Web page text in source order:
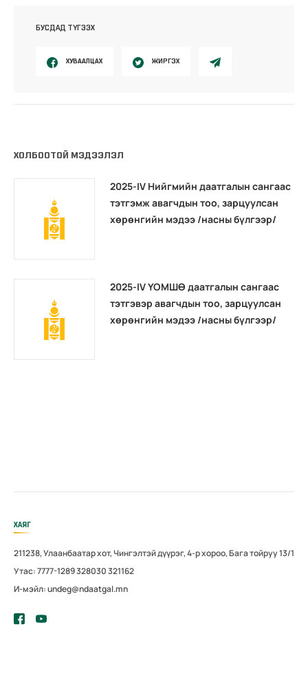
БУСДАД ТҮГЭЭХ
ХУВААЛЦАХ ЖИРГЭХ
ХОЛБООТОЙ МЭДЭЭЛЭЛ
2025-IV Нийгмийн даатгалын сангаас
тэтгэмж авагчдын тоо, зарцуулсан
хөрөнгийн мэдээ /насны бүлгээр/
2025-IV ҮОМШӨ даатгалын сангаас
тэтгэвэр авагчдын тоо, зарцуулсан
хөрөнгийн мэдээ /насны бүлгээр/
ХАЯГ
211238, Улаанбаатар хот, Чингэлтэй дүүрэг, 4-р хороо, Бага тойруу 13/1
Утас: 7777-1289 328030 321162
И-мэйл: undeg@ndaatgal.mn